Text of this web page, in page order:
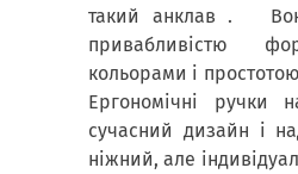
такий анклав .
привабливістю
кольорами і
Ергономічні ручки
сучасний дизайн і
ніжний, але